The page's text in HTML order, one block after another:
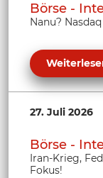
Börse -
Nanu?
27. Juli 2026
Börse -
Iran-Krieg,
Fokus!